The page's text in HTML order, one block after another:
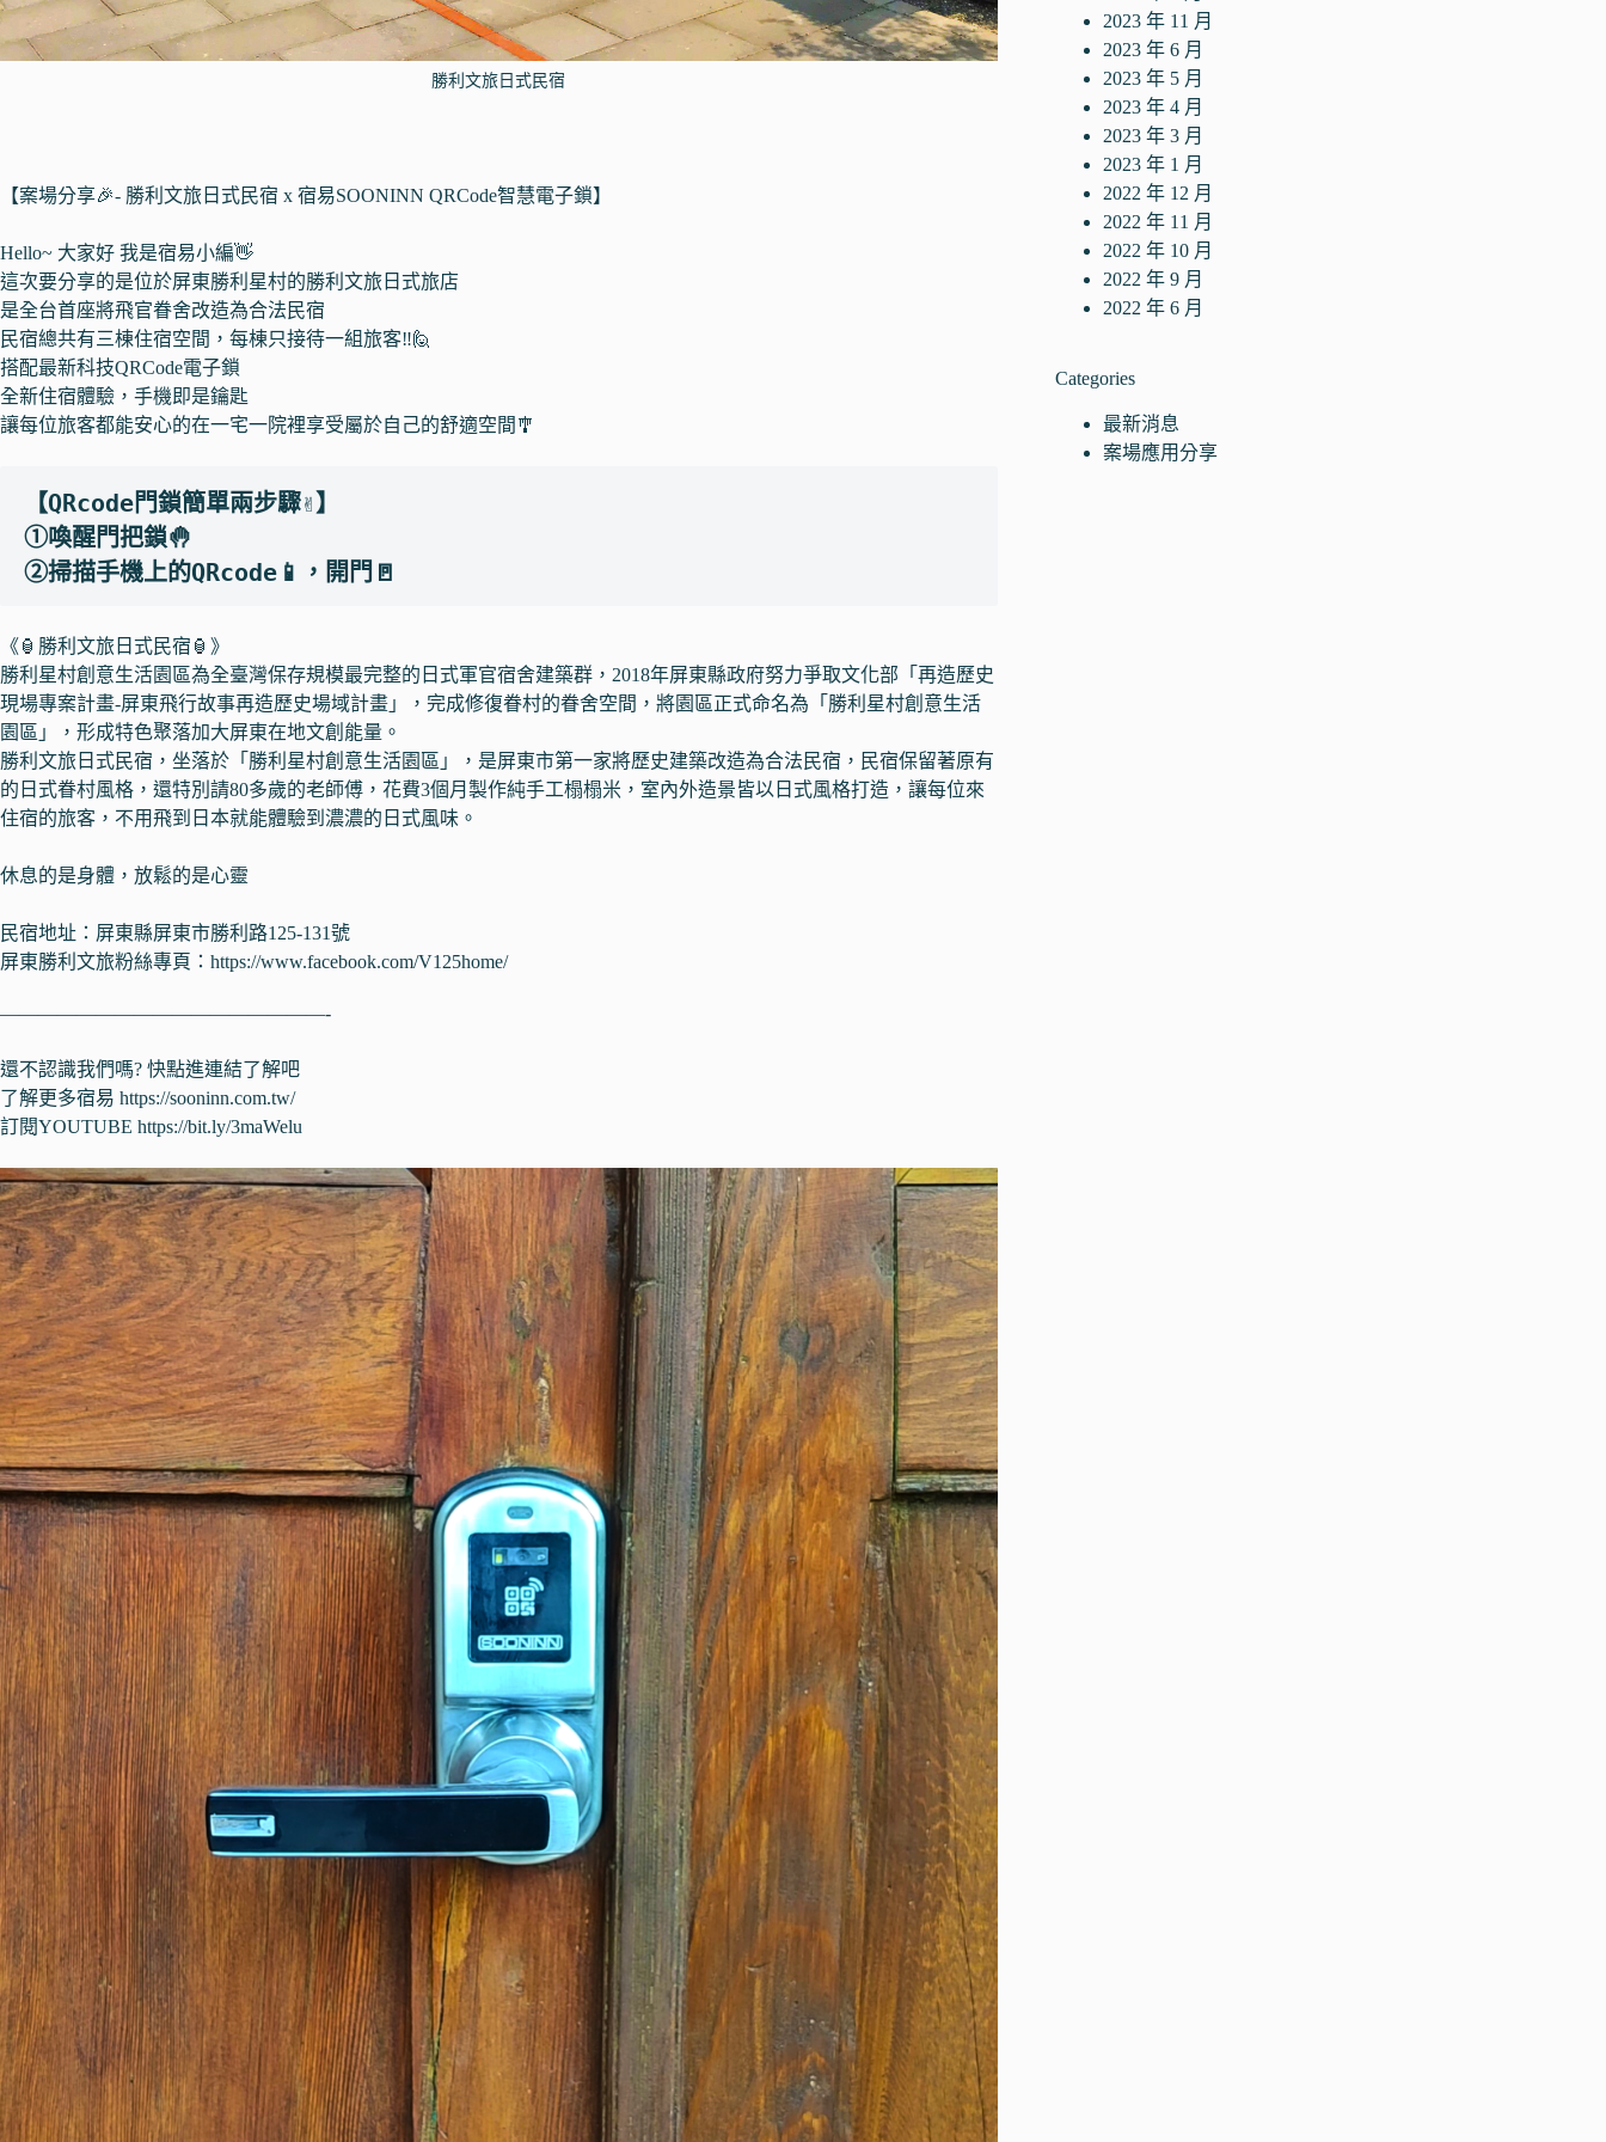
勝利文旅日式民宿
【案場分享🎉- 勝利文旅日式民宿 x 宿易SOONINN QRCode智慧電子鎖】
Hello~ 大家好 我是宿易小編👋
這次要分享的是位於屏東勝利星村的勝利文旅日式旅店
是全台首座將飛官眷舍改造為合法民宿
民宿總共有三棟住宿空間，每棟只接待一組旅客‼️🙋
搭配最新科技QRCode電子鎖
全新住宿體驗，手機即是鑰匙
讓每位旅客都能安心的在一宅一院裡享受屬於自己的舒適空間🎐
【QRcode門鎖簡單兩步驟✌】
①喚醒門把鎖🤚
②掃描手機上的QRcode📱，開門🚪
《🏮勝利文旅日式民宿🏮》
勝利星村創意生活園區為全臺灣保存規模最完整的日式軍官宿舍建築群，2018年屏東縣政府努力爭取文化部「再造歷史
現場專案計畫-屏東飛行故事再造歷史場域計畫」，完成修復眷村的眷舍空間，將園區正式命名為「勝利星村創意生活
園區」，形成特色聚落加大屏東在地文創能量。
勝利文旅日式民宿，坐落於「勝利星村創意生活園區」，是屏東市第一家將歷史建築改造為合法民宿，民宿保留著原有
的日式眷村風格，還特別請80多歲的老師傅，花費3個月製作純手工榻榻米，室內外造景皆以日式風格打造，讓每位來
住宿的旅客，不用飛到日本就能體驗到濃濃的日式風味。
休息的是身體，放鬆的是心靈
民宿地址：屏東縣屏東市勝利路125-131號
屏東勝利文旅粉絲專頁：https://www.facebook.com/V125home/
—————————————————-
還不認識我們嗎? 快點進連結了解吧
了解更多宿易 https://sooninn.com.tw/
訂閱YOUTUBE https://bit.ly/3maWelu
2023 年 11 月
2023 年 6 月
2023 年 5 月
2023 年 4 月
2023 年 3 月
2023 年 1 月
2022 年 12 月
2022 年 11 月
2022 年 10 月
2022 年 9 月
2022 年 6 月
Categories
最新消息
案場應用分享